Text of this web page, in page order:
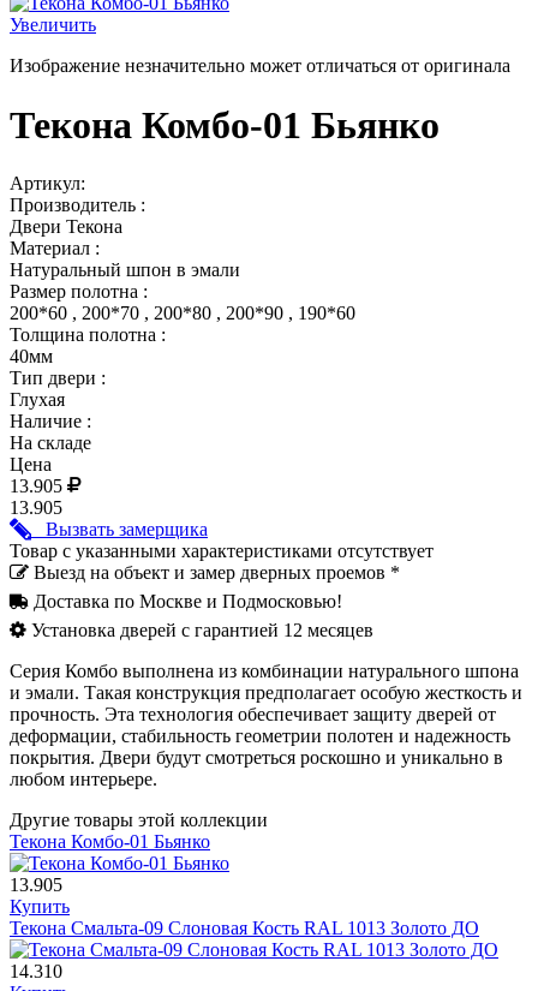
Увеличить
Изображение незначительно может отличаться от оригинала
Текона Комбо-01 Бьянко
Артикул:
Производитель :
Двери Текона
Материал :
Натуральный шпон в эмали
Размер полотна :
200*60 , 200*70 , 200*80 , 200*90 , 190*60
Толщина полотна :
40мм
Тип двери :
Глухая
Наличие :
На складе
Цена
13.905
13.905
Вызвать замерщика
Товар с указанными характеристиками отсутствует
Выезд на объект и замер дверных проемов *
Доставка по Москве и Подмосковью!
Установка дверей с гарантией 12 месяцев
Серия Комбо выполнена из комбинации натурального шпона
и эмали. Такая конструкция предполагает особую жесткость и
прочность. Эта технология обеспечивает защиту дверей от
деформации, стабильность геометрии полотен и надежность
покрытия. Двери будут смотреться роскошно и уникально в
любом интерьере.
Другие товары этой коллекции
Текона Комбо-01 Бьянко
13.905
Купить
Текона Смальта-09 Слоновая Кость RAL 1013 Золото ДО
14.310